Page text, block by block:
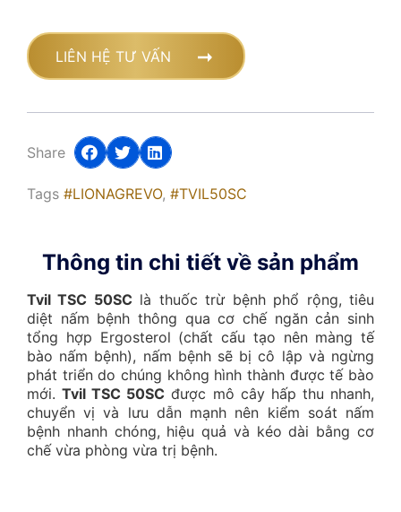
LIÊN HỆ TƯ VẤN
Share
Tags #LIONAGREVO, #TVIL50SC
Thông tin chi tiết về sản phẩm
Tvil TSC 50SC là thuốc trừ bệnh phổ rộng, tiêu
diệt nấm bệnh thông qua cơ chế ngăn cản sinh
tổng hợp Ergosterol (chất cấu tạo nên màng tế
bào nấm bệnh), nấm bệnh sẽ bị cô lập và ngừng
phát triển do chúng không hình thành được tế bào
mới.Tvil TSC 50SC được mô cây hấp thu nhanh,
chuyển vị và lưu dẫn mạnh nên kiểm soát nấm
bệnh nhanh chóng, hiệu quả và kéo dài bằng cơ
chế vừa phòng vừa trị bệnh.